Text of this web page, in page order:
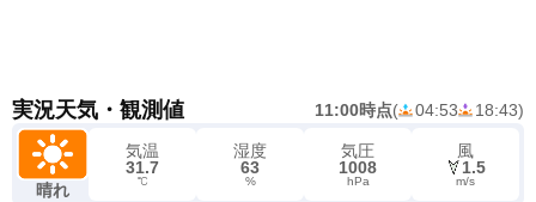
実況天気・観測値 11:00時点( 04:53 18:43)
晴れ
気温
31.7
℃
湿度
63
%
気圧
1008
hPa
風
1.5
m/s